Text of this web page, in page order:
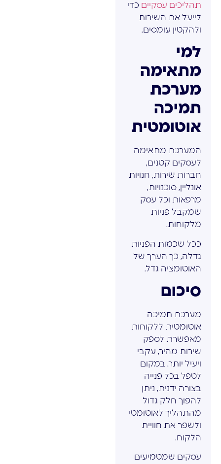
תהליכים עסקיים כדי
לייעל את השירות
ולהקטין עומסים.
למי
מתאימה
מערכת
תמיכה
אוטומטית
המערכת מתאימה
לעסקים קטנים,
חברות שירות, חנויות
אונליין, סוכנויות,
מרפאות וכל עסק
שמקבל פניות
מלקוחות.
ככל שכמות הפניות
גדלה, כך הערך של
האוטומציה גדל.
סיכום
מערכת תמיכה
אוטומטית ללקוחות
מאפשרת לספק
שירות מהיר, עקבי
ויעיל יותר. במקום
לטפל בכל פנייה
בצורה ידנית, ניתן
להפוך חלק גדול
מהתהליך לאוטומטי
ולשפר את חוויית
הלקוח.
עסקים שמטמיעים